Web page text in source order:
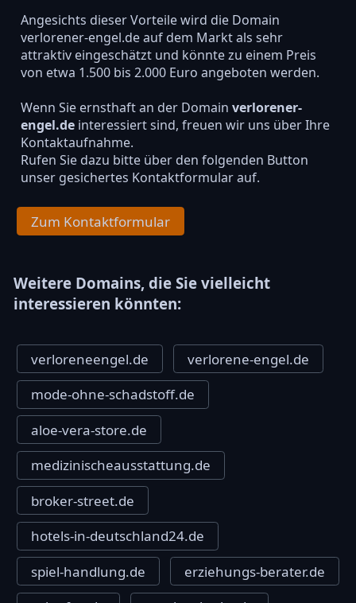
Angesichts dieser Vorteile wird die Domain
verlorener-engel.de auf dem Markt als sehr
attraktiv eingeschätzt und könnte zu einem Preis
von etwa 1.500 bis 2.000 Euro angeboten werden.
Wenn Sie ernsthaft an der Domain verlorener-
engel.deinteressiert sind, freuen wir uns über Ihre
Kontaktaufnahme.
Rufen Sie dazu bitte über den folgenden Button
unser gesichertes Kontaktformular auf.
Zum Kontaktformular
Weitere Domains, die Sie vielleicht
interessieren könnten:
verloreneengel.de
verlorene-engel.de
mode-ohne-schadstoff.de
aloe-vera-store.de
medizinischeausstattung.de
broker-street.de
hotels-in-deutschland24.de
spiel-handlung.de
erziehungs-berater.de